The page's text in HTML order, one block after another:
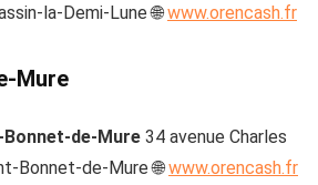
la-Demi-Lune 🌐www.orencash.fr
Mure
de-Mure 34 avenue Charles
Bonnet-de-Mure 🌐www.orencash.fr